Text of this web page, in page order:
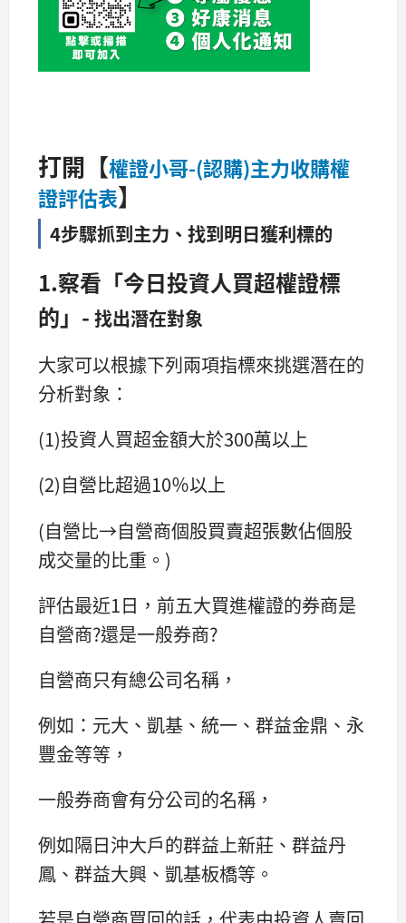
打開【權證小哥-(認購)主力收購權
證評估表】
4步驟抓到主力、找到明日獲利標的
1.察看「今日投資人買超權證標
的」 - 找出潛在對象
大家可以根據下列兩項指標來挑選潛在的
分析對象：
(1)投資人買超金額大於300萬以上
(2)自營比超過10％以上
(自營比→自營商個股買賣超張數佔個股
成交量的比重。)
評估最近1日，前五大買進權證的券商是
自營商?還是一般券商?
自營商只有總公司名稱，
例如：元大、凱基、統一、群益金鼎、永
豐金等等，
一般券商會有分公司的名稱，
例如隔日沖大戶的群益上新莊、群益丹
鳳、群益大興、凱基板橋等。